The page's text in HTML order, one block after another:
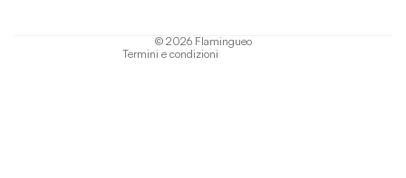
© 2026 Flamingueo
Termini e condizioni